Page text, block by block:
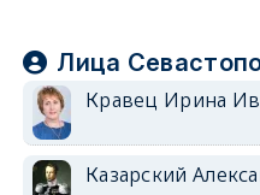
Лица
Кравец Ирина
Казарский